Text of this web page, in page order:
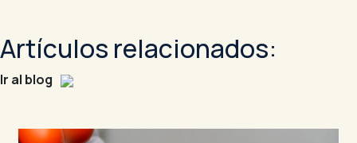
Artículos relacionados:
Ir al blog